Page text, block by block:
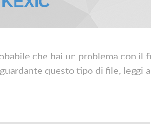
che hai un problema con il
questo tipo di file, leggi